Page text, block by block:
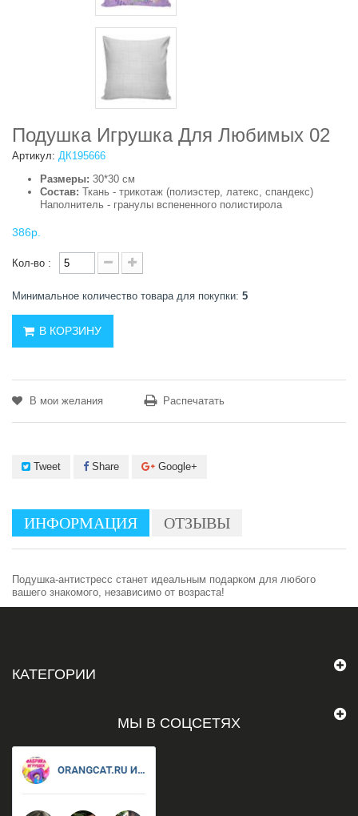
Подушка Игрушка Для Любимых 02
Артикул: ДК195666
Размеры: 30*30 см
Состав: Ткань - трикотаж (полиэстер, латекс, спандекс)
Наполнитель - гранулы вспененного полистирола
386р.
Кол-во :
Минимальное количество товара для покупки: 5
В КОРЗИНУ
В мои желания Распечатать
Tweet Share Google+
ИНФОРМАЦИЯ ОТЗЫВЫ
Подушка-антистресс станет идеальным подарком для любого
вашего знакомого, независимо от возраста!
КАТЕГОРИИ
МЫ В СОЦСЕТЯХ